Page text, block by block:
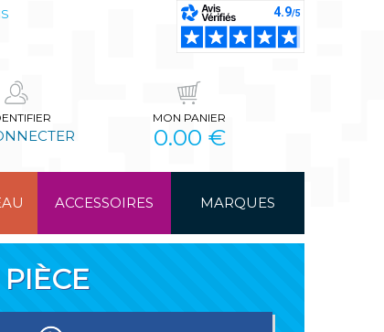
MON PANIER
0.00 €
ACCESSOIRES MARQUES